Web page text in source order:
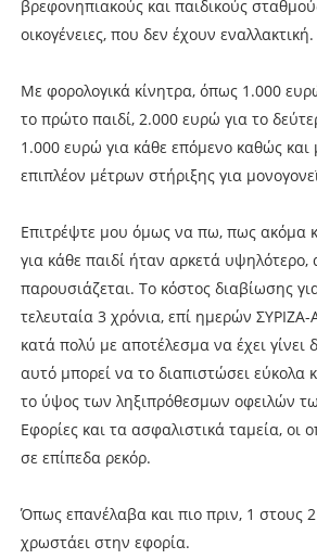
βρεφονηπιακούς και παιδικούς
οικογένειες, που δεν έχουν εναλλακτική.
Με φορολογικά κίνητρα, όπως 1.000
το πρώτο παιδί, 2.000 ευρώ για το
1.000 ευρώ για κάθε επόμενο καθώς και
επιπλέον μέτρων στήριξης για
Επιτρέψτε μου όμως να πω, πως ακόμα
για κάθε παιδί ήταν αρκετά
παρουσιάζεται. Το κόστος διαβίωσης
τελευταία 3 χρόνια, επί ημερών
κατά πολύ με αποτέλεσμα να έχει
αυτό μπορεί να το διαπιστώσει εύκολα
το ύψος των ληξιπρόθεσμων οφειλών
Εφορίες και τα ασφαλιστικά ταμεία, οι
σε επίπεδα ρεκόρ.
Όπως επανέλαβα και πιο πριν, 1 στους
χρωστάει στην εφορία.